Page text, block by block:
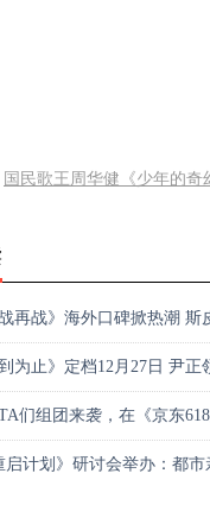
国民歌王周华健《少年的奇
再战》海外口碑掀热潮 斯
为止》定档12月27日 尹正
们组团来袭，在《京东618
启计划》研讨会举办：都市